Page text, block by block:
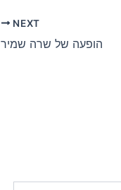
NEXT
הופעה של שרה שמיר